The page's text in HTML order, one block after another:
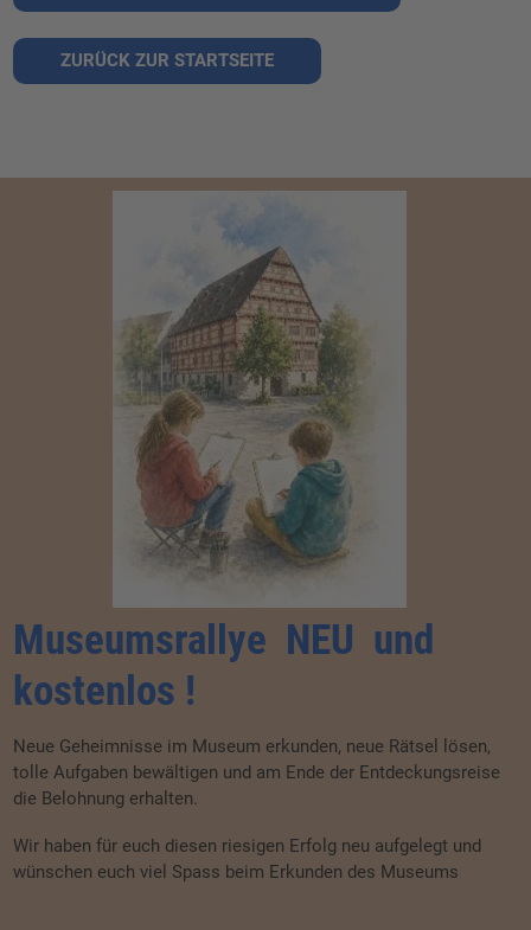
ZURÜCK ZUR STARTSEITE
Museumsrallye NEU und
kostenlos !
Neue Geheimnisse im Museum erkunden, neue Rätsel lösen,
tolle Aufgaben bewältigen und am Ende der Entdeckungsreise
die Belohnung erhalten.
Wir haben für euch diesen riesigen Erfolg neu aufgelegt und
wünschen euch viel Spass beim Erkunden des Museums